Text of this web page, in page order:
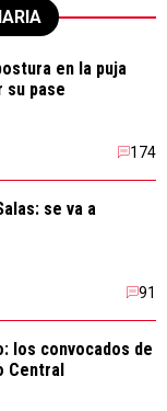
en la puja
su pase
174
se va a
91
los convocados de
Central